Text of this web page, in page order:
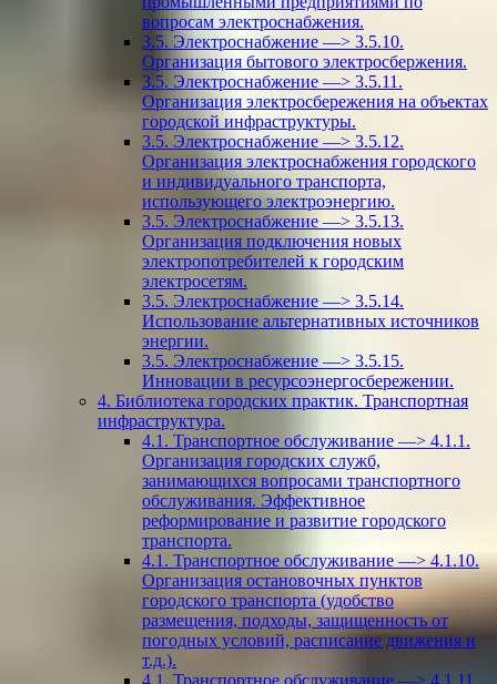
вопросам электроснабжения.
3.5. Электроснабжение —> 3.5.10.
Организация бытового электросбержения.
3.5. Электроснабжение —> 3.5.11.
Организация электросбережения на объектах
городской инфраструктуры.
3.5. Электроснабжение —> 3.5.12.
Организация электроснабжения городского
и индивидуального транспорта,
использующего электроэнергию.
3.5. Электроснабжение —> 3.5.13.
Организация подключения новых
электропотребителей к городским
электросетям.
3.5. Электроснабжение —> 3.5.14.
Использование альтернативных источников
энергии.
3.5. Электроснабжение —> 3.5.15.
Инновации в ресурсоэнергосбережении.
4. Библиотека городских практик. Транспортная
инфраструктура.
4.1. Транспортное обслуживание —> 4.1.1.
Организация городских служб,
занимающихся вопросами транспортного
обслуживания. Эффективное
реформирование и развитие городского
транспорта.
4.1. Транспортное обслуживание —> 4.1.10.
Организация остановочных пунктов
городского транспорта (удобство
размещения, подходы, защищенность от
погодных условий, расписание движения и
т.д.).
4.1. Транспортное обслуживание —> 4.1.11.